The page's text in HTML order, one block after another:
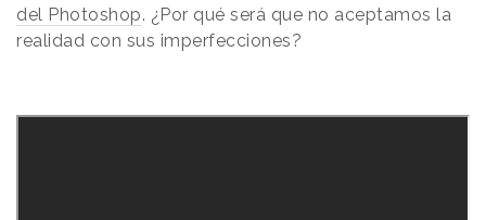
del Photoshop. ¿Por qué será que no aceptamos la
realidad con sus imperfecciones?